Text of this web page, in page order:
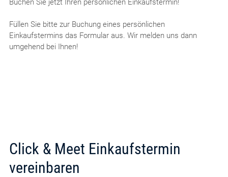
Buchen Sie jetzt Ihren persönlichen Einkaufstermin!
Füllen Sie bitte zur Buchung eines persönlichen
Einkaufstermins das Formular aus. Wir melden uns dann
umgehend bei Ihnen!
Click & Meet Einkaufstermin
vereinbaren